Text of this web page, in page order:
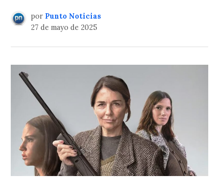
por Punto Noticias
27 de mayo de 2025